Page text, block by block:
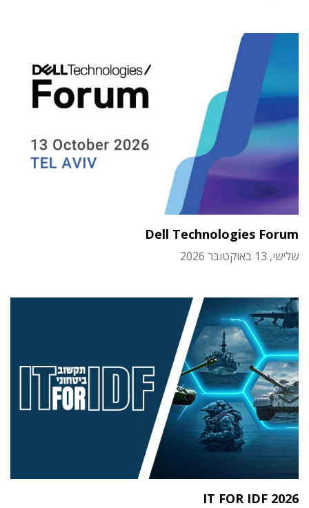
Dell Technologies Forum
שלישי, 13 באוקטובר 2026
IT FOR IDF 2026